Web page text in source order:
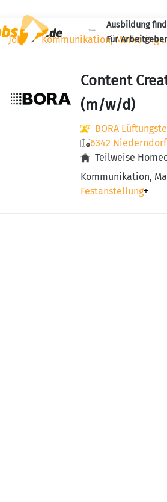
Ausbildung
Für Arbeitgeber
Jobs Kommunikation, Marketing
Content
(m/w/d)
BORA
6342
Teilweise
Kommunikation,
Festanstellung+